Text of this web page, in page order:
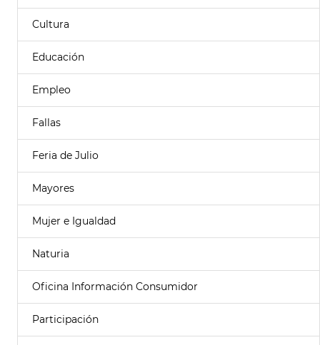
Cultura
Educación
Empleo
Fallas
Feria de Julio
Mayores
Mujer e Igualdad
Naturia
Oficina Información Consumidor
Participación